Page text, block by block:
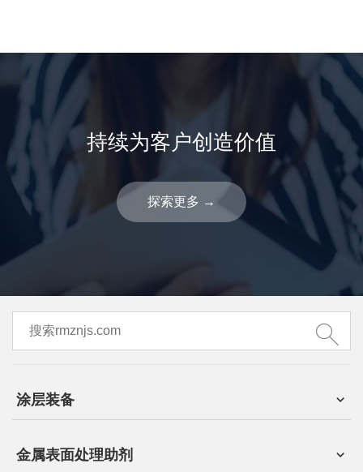
持续为客户创造价值
探索更多 →
涂层装备
金属表面处理助剂